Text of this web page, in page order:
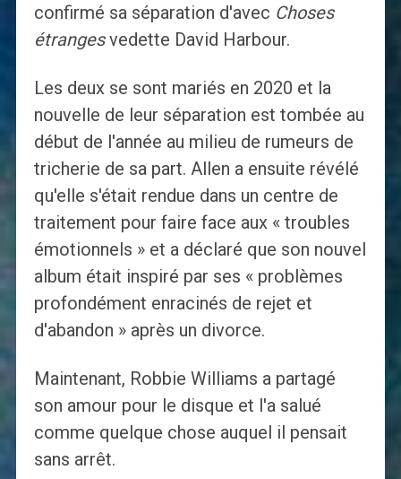
confirmé sa séparation d'avec Choses
étrangesvedette David Harbour.
Les deux se sont mariés en 2020 et la
nouvelle de leur séparation est tombée au
début de l'année au milieu de rumeurs de
tricherie de sa part. Allen a ensuite révélé
qu'elle s'était rendue dans un centre de
traitement pour faire face aux « troubles
émotionnels » et a déclaré que son nouvel
album était inspiré par ses « problèmes
profondément enracinés de rejet et
d'abandon » après un divorce.
Maintenant, Robbie Williams a partagé
son amour pour le disque et l'a salué
comme quelque chose auquel il pensait
sans arrêt.